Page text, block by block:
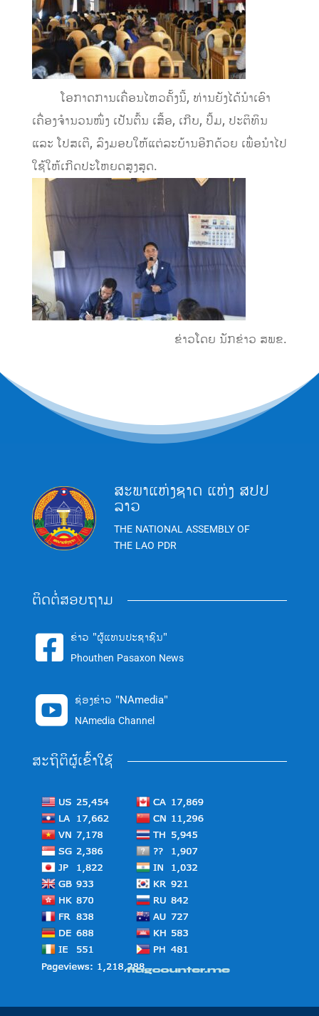
ໂອກາດການເຄື່ອນໄຫວຄັ້ງນີ້, ທ່ານຍັງໄດ້ນຳເອົາ
ເຄື່ອງຈຳນວນໜຶ່ງ ເປັນຕົ້ນ ເສື້ອ, ເກີບ, ປຶ້ມ, ປະຕິທິນ
ແລະ ໂປສເຕີ, ລົງມອບໃຫ້ແຕ່ລະບ້ານອີກດ້ວຍ ເພື່ອນຳໄປ
ໃຊ້ໃຫ້ເກີດປະໂຫຍດສູງສຸດ.
ຂ່າວໂດຍ ນັກຂ່າວ ສພຂ.
ສະພາແຫ່ງຊາດ ແຫ່ງ ສປປ
ລາວ
THE NATIONAL ASSEMBLY OF
THE LAO PDR
ຕິດຕໍ່ສອບຖາມ
 ຂ່າວ "ຜູ້ແທນປະຊາຊົນ"
Phouthen Pasaxon News
 ຊ່ອງຂ່າວ "NAmedia"
NAmedia Channel
ສະຖິຕິຜູ້ເຂົ້າໃຊ້